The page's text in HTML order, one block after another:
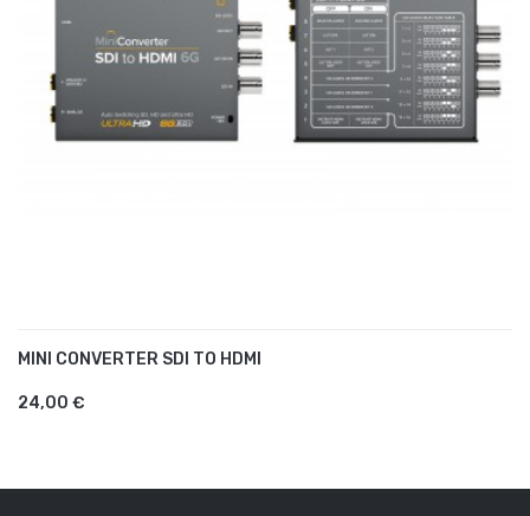
MINI CONVERTER SDI TO HDMI
24,00 €